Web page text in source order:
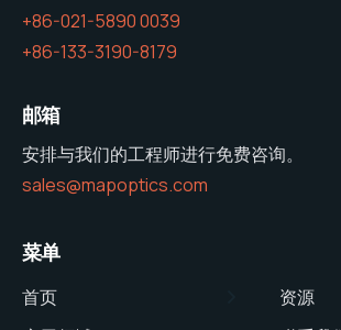
+86-021-5890 0039
+86-133-3190-8179
邮箱
安排与我们的工程师进行免费咨询。
sales@mapoptics.com
菜单
首页
资源